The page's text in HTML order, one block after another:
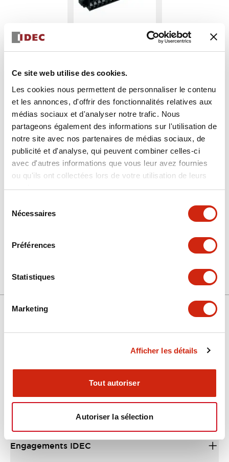
Ce site web utilise des cookies.
Les cookies nous permettent de personnaliser le contenu
et les annonces, d'offrir des fonctionnalités relatives aux
médias sociaux et d'analyser notre trafic. Nous
partageons également des informations sur l'utilisation de
notre site avec nos partenaires de médias sociaux, de
publicité et d'analyse, qui peuvent combiner celles-ci
avec d'autres informations que vous leur avez fournies
ou qu'ils ont collectées lors de votre utilisation de leurs
services.
Nécessaires
Préférences
Statistiques
Marketing
Afficher les détails
Tout autoriser
Autoriser la sélection
FS9Z-CN01
Connecteur 30pt à borne à ressort
Sélectionner la quantité
Ajouter au devis
Spécifications Tout développer+
Support
Ressources et documents
Engagements IDEC